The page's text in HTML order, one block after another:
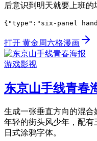
后意识到明天就要上班的
{"type":"six-panel
打开 黄金周六格漫画
游戏影视
东京山手线青春
生成一张垂直方向的混合
年轻的街头风少年，配有
日式涂鸦字体。